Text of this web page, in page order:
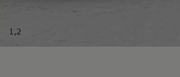
Motorenöl und Flüssigkeiten
1 ,2